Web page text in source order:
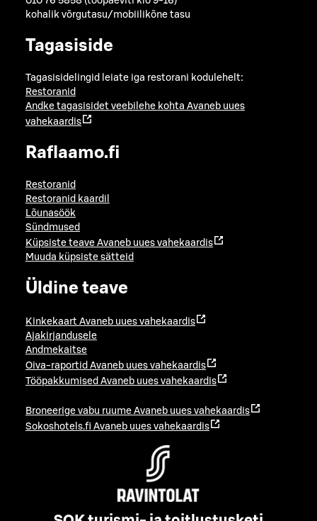
kohalik võrgutasu/mobiilikõne tasu
Tagasiside
Tagasisidelingid leiate iga restorani kodulehelt:
Restoranid
Andke tagasisidet veebilehe kohta Avaneb uues
vahekaardis
Raflaamo.fi
Restoranid
Restoranid kaardil
Lõunasöök
Sündmused
Küpsiste teave Avaneb uues vahekaardis
Muuda küpsiste sätteid
Üldine teave
Kinkekaart Avaneb uues vahekaardis
Ajakirjandusele
Andmekaitse
Oiva-raportid Avaneb uues vahekaardis
Tööpakkumised Avaneb uues vahekaardis
Broneerige vabu ruume Avaneb uues vahekaardis
Sokoshotels.fi Avaneb uues vahekaardis